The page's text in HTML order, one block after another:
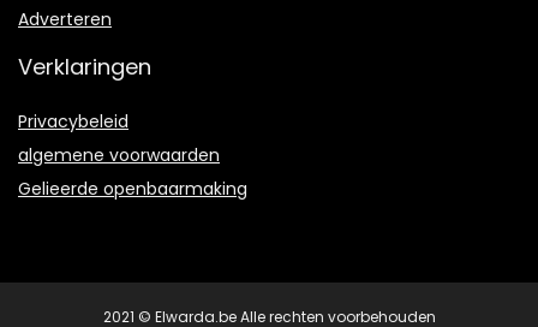
Adverteren
Verklaringen
Privacybeleid
algemene voorwaarden
Gelieerde openbaarmaking
2021 © Elwarda.be Alle rechten voorbehouden